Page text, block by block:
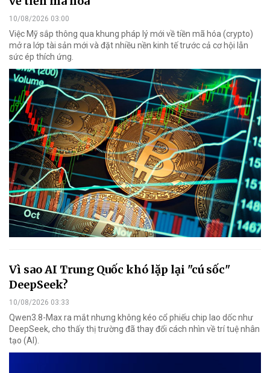
10/08/2026 03:00
Việc Mỹ sắp thông qua khung pháp lý mới về tiền mã hóa (crypto)
mở ra lớp tài sản mới và đặt nhiều nền kinh tế trước cả cơ hội lẫn
sức ép thích ứng.
Vì sao AI Trung Quốc khó lặp lại "cú sốc"
DeepSeek?
10/08/2026 03:33
Qwen3.8-Max ra mắt nhưng không kéo cổ phiếu chip lao dốc như
DeepSeek, cho thấy thị trường đã thay đổi cách nhìn về trí tuệ nhân
tạo (AI).